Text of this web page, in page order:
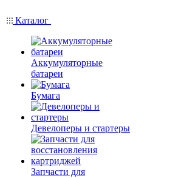
Каталог
Аккумуляторные
батареи
Бумага
Девелоперы и стартеры
Запчасти для